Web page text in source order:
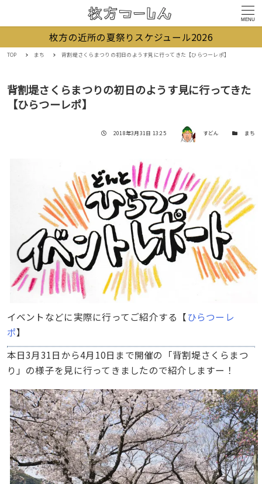
MENU
枚方の近所の夏祭りスケジュール2026
TOP まち 背割堤さくらまつりの初日のようす見に行ってきた【ひらつーレポ】
背割堤さくらまつりの初日のようす見に行ってきた
【ひらつーレポ】
投稿日
2018年3月31日 13:25 著者 すどん カテゴリー
まち
イベントなどに実際に行ってご紹介する【ひらつーレ
ポ】
本日3月31日から4月10日まで開催の「背割堤さくらまつ
り」の様子を見に行ってきましたので紹介しますー！